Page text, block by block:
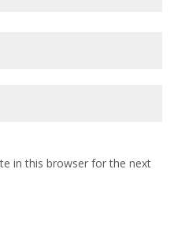
in this browser for the next